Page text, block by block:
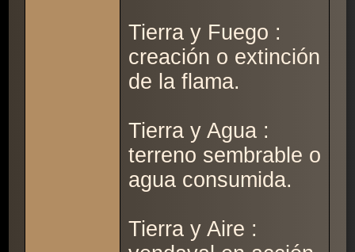
Tierra y Fuego :
creación o extinción
de la flama.
Tierra y Agua :
terreno sembrable o
agua consumida.
Tierra y Aire :